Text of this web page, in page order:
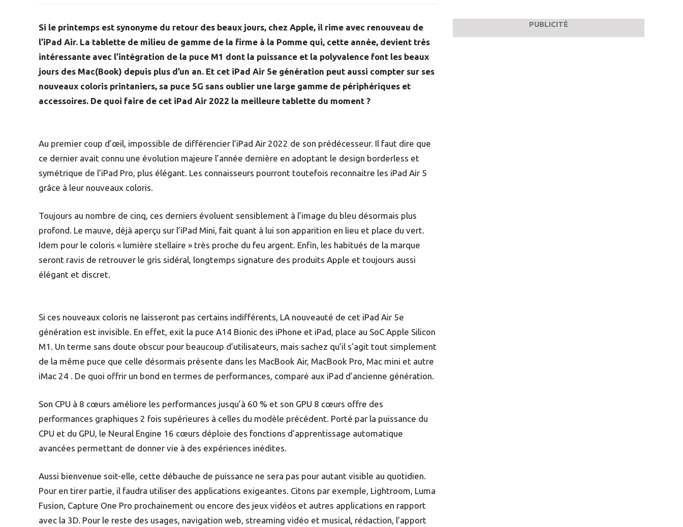
Si le printemps est synonyme du retour des beaux jours, chez Apple, il rime avec renouveau de
l’iPad Air. La tablette de milieu de gamme de la firme à la Pomme qui, cette année, devient très
intéressante avec l’intégration de la puce M1 dont la puissance et la polyvalence font les beaux
jours des Mac(Book) depuis plus d’un an. Et cet iPad Air 5e génération peut aussi compter sur ses
nouveaux coloris printaniers, sa puce 5G sans oublier une large gamme de périphériques et
accessoires. De quoi faire de cet iPad Air 2022 la meilleure tablette du moment ?
Au premier coup d’œil, impossible de différencier l’iPad Air 2022 de son prédécesseur. Il faut dire que
ce dernier avait connu une évolution majeure l’année dernière en adoptant le design borderless et
symétrique de l’iPad Pro, plus élégant. Les connaisseurs pourront toutefois reconnaitre les iPad Air 5
grâce à leur nouveaux coloris.
Toujours au nombre de cinq, ces derniers évoluent sensiblement à l’image du bleu désormais plus
profond. Le mauve, déjà aperçu sur l’iPad Mini, fait quant à lui son apparition en lieu et place du vert.
Idem pour le coloris « lumière stellaire » très proche du feu argent. Enfin, les habitués de la marque
seront ravis de retrouver le gris sidéral, longtemps signature des produits Apple et toujours aussi
élégant et discret.
Si ces nouveaux coloris ne laisseront pas certains indifférents, LA nouveauté de cet iPad Air 5e
génération est invisible. En effet, exit la puce A14 Bionic des iPhone et iPad, place au SoC Apple Silicon
M1. Un terme sans doute obscur pour beaucoup d’utilisateurs, mais sachez qu’il s’agit tout simplement
de la même puce que celle désormais présente dans les MacBook Air, MacBook Pro, Mac mini et autre
iMac 24 . De quoi offrir un bond en termes de performances, comparé aux iPad d’ancienne génération.
Son CPU à 8 cœurs améliore les performances jusqu’à 60 % et son GPU 8 cœurs offre des
performances graphiques 2 fois supérieures à celles du modèle précédent. Porté par la puissance du
CPU et du GPU, le Neural Engine 16 cœurs déploie des fonctions d’apprentissage automatique
avancées permettant de donner vie à des expériences inédites.
Aussi bienvenue soit-elle, cette débauche de puissance ne sera pas pour autant visible au quotidien.
Pour en tirer partie, il faudra utiliser des applications exigeantes. Citons par exemple, Lightroom, Luma
Fusion, Capture One Pro prochainement ou encore des jeux vidéos et autres applications en rapport
avec la 3D. Pour le reste des usages, navigation web, streaming vidéo et musical, rédaction, l’apport
PUBLICITÉ